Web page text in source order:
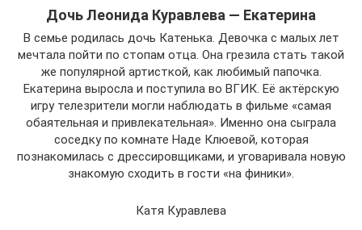
Дочь Леонида Куравлева — Екатерина
В семье родилась дочь Катенька. Девочка с малых лет
мечтала пойти по стопам отца. Она грезила стать такой
же популярной артисткой, как любимый папочка.
Екатерина выросла и поступила во ВГИК. Её актёрскую
игру телезрители могли наблюдать в фильме «самая
обаятельная и привлекательная». Именно она сыграла
соседку по комнате Наде Клюевой, которая
познакомилась с дрессировщиками, и уговаривала новую
знакомую сходить в гости «на финики».
Катя Куравлева